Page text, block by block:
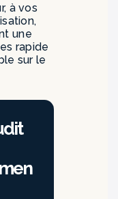
à vos
une
rapide
sur le